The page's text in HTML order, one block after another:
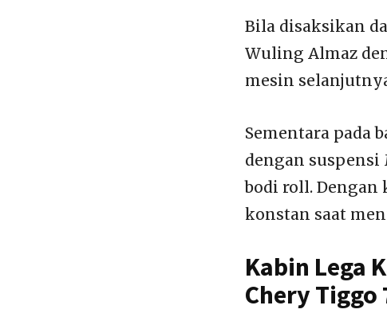
Bila disaksikan
Wuling Almaz
mesin
Sementara pada
dengan
bodi roll. Dengan
konstan saat
Kabin Lega
Chery Tiggo